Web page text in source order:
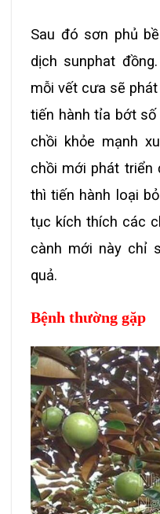
Sau đó sơn phủ
dịch sunphat
mỗi vết cưa sẽ
tiến hành tỉa bớt
chồi khỏe mạnh
chồi mới phát triển
thì tiến hành loại
tục kích thích các
cành mới này chỉ
quả.
Bệnh thường gặp